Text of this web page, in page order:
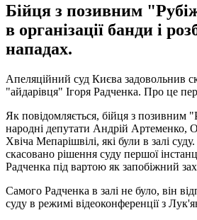
Бійця з позивним
в організації банди і
нападах.
Апеляційний суд Києва задовольнив
"айдарівця" Ігоря Радченка. Про це
Як повідомляється, бійця з позивним
народні депутати Андрій Артеменко,
Хвіча Мепарішвілі, які були в залі
скасовано рішення суду першої
Радченка під вартою як запобіжний
Самого Радченка в залі не було, він
суду в режимі відеоконференції з